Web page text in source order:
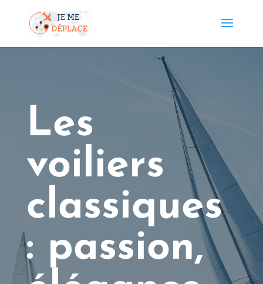
Les
voiliers
classiques
: passion,